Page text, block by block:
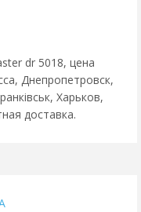
dr 5018, цена
Днепропетровск,
Харьков,
доставка.